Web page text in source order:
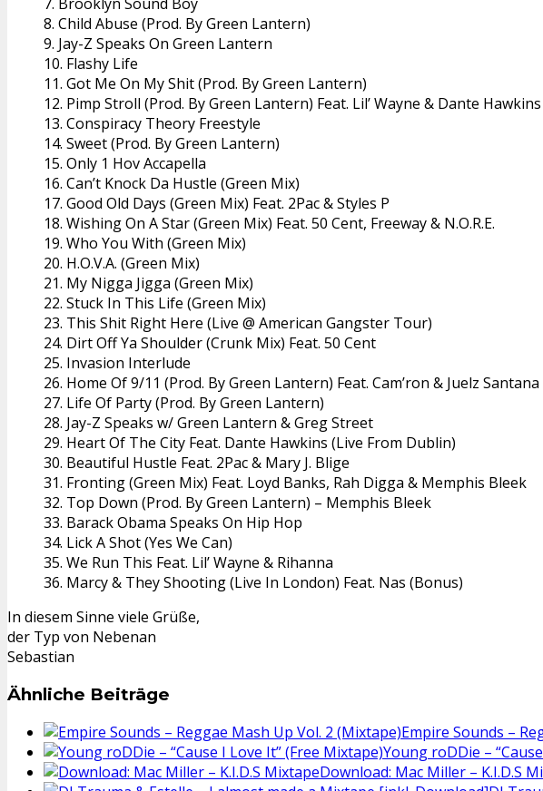
8. Child Abuse (Prod. By Green Lantern)
9. Jay-Z Speaks On Green Lantern
10. Flashy Life
11. Got Me On My Shit (Prod. By Green Lantern)
12. Pimp Stroll (Prod. By Green Lantern) Feat. Lil’ Wayne & Dante Hawkins
13. Conspiracy Theory Freestyle
14. Sweet (Prod. By Green Lantern)
15. Only 1 Hov Accapella
16. Can’t Knock Da Hustle (Green Mix)
17. Good Old Days (Green Mix) Feat. 2Pac & Styles P
18. Wishing On A Star (Green Mix) Feat. 50 Cent, Freeway & N.O.R.E.
19. Who You With (Green Mix)
20. H.O.V.A. (Green Mix)
21. My Nigga Jigga (Green Mix)
22. Stuck In This Life (Green Mix)
23. This Shit Right Here (Live @ American Gangster Tour)
24. Dirt Off Ya Shoulder (Crunk Mix) Feat. 50 Cent
25. Invasion Interlude
26. Home Of 9/11 (Prod. By Green Lantern) Feat. Cam’ron & Juelz Santana
27. Life Of Party (Prod. By Green Lantern)
28. Jay-Z Speaks w/ Green Lantern & Greg Street
29. Heart Of The City Feat. Dante Hawkins (Live From Dublin)
30. Beautiful Hustle Feat. 2Pac & Mary J. Blige
31. Fronting (Green Mix) Feat. Loyd Banks, Rah Digga & Memphis Bleek
32. Top Down (Prod. By Green Lantern) – Memphis Bleek
33. Barack Obama Speaks On Hip Hop
34. Lick A Shot (Yes We Can)
35. We Run This Feat. Lil’ Wayne & Rihanna
36. Marcy & They Shooting (Live In London) Feat. Nas (Bonus)
In diesem Sinne viele Grüße,
der Typ von Nebenan
Sebastian
Ähnliche Beiträge
Empire Sounds –
Young roDDie –
Download: Mac Miller – K.I.D.S